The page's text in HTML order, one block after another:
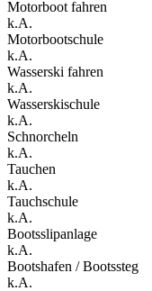
Motorboot fahren
k.A.
Motorbootschule
k.A.
Wasserski fahren
k.A.
Wasserskischule
k.A.
Schnorcheln
k.A.
Tauchen
k.A.
Tauchschule
k.A.
Bootsslipanlage
k.A.
Bootshafen / Bootssteg
k.A.